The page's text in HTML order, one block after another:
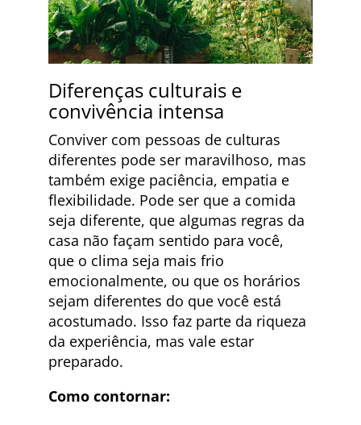
Diferenças culturais e
convivência intensa
Conviver com pessoas de culturas
diferentes pode ser maravilhoso, mas
também exige paciência, empatia e
flexibilidade. Pode ser que a comida
seja diferente, que algumas regras da
casa não façam sentido para você,
que o clima seja mais frio
emocionalmente, ou que os horários
sejam diferentes do que você está
acostumado. Isso faz parte da riqueza
da experiência, mas vale estar
preparado.
Como contornar: